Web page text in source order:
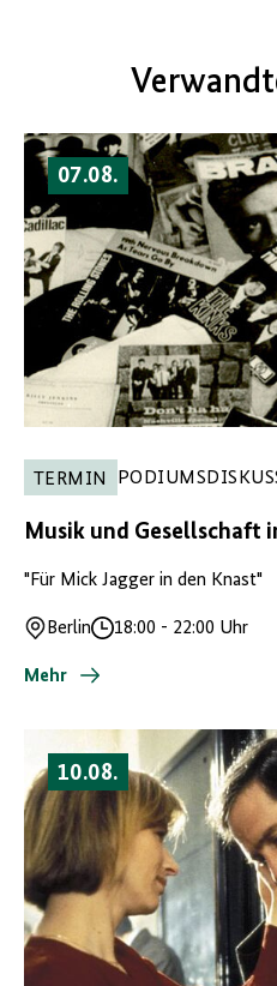
07.08.
TERMIN
Musik und Gesellschaft
"Für Mick Jagger in den Knast"
Ort
Berlin
Uhrzeit
18:00 - 22:00 Uhr
Mehr
10.08.